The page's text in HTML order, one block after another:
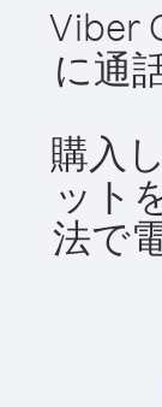
Viber
に通
購入
ット
法で